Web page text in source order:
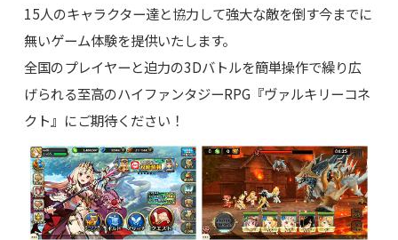
15人のキャラクター達と協力して強大な敵を倒す今までに
無いゲーム体験を提供いたします。
全国のプレイヤーと迫力の3Dバトルを簡単操作で繰り広
げられる至高のハイファンタジーRPG『ヴァルキリーコネ
クト』にご期待ください！